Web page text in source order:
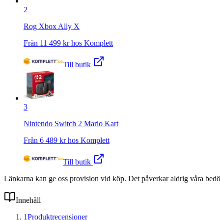
2
Rog Xbox Ally X
Från 11 499 kr hos Komplett
Till butik
3
Nintendo Switch 2 Mario Kart
Från 6 489 kr hos Komplett
Till butik
Länkarna kan ge oss provision vid köp. Det påverkar aldrig våra
Innehåll
1Produktrecensioner